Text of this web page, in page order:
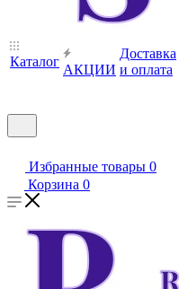
Каталог
АКЦИИ
Доставка
и оплата
Избранные товары 0
Корзина 0